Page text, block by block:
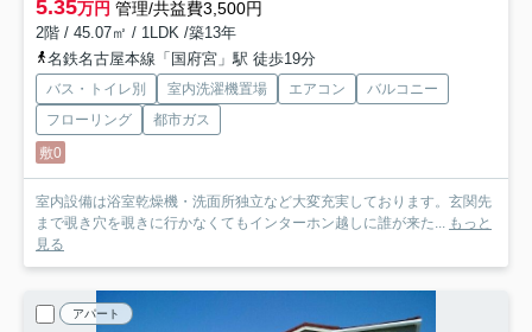
5.35万円 管理/共益費3,500円
2階 / 45.07㎡ / 1LDK /築13年
名鉄名古屋本線「国府宮」駅 徒歩19分
バス・トイレ別 室内洗濯機置場 エアコン
バルコニー
フローリング
都市ガス
敷0
室内設備は浴室乾燥機・洗面所独立など大変充実しております。玄関先
まで覗き穴を覗きに行かなくてもインターホン越しに誰が来た... もっと
見る
アパート